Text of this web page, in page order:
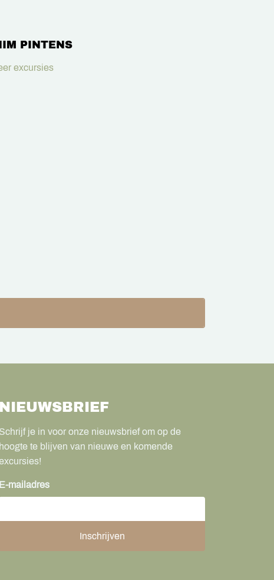
PINTENS
excursies
NIEUWSBRIEF
Schrijf je in voor onze nieuwsbrief om op de
hoogte te blijven van nieuwe en komende
E-mailadres